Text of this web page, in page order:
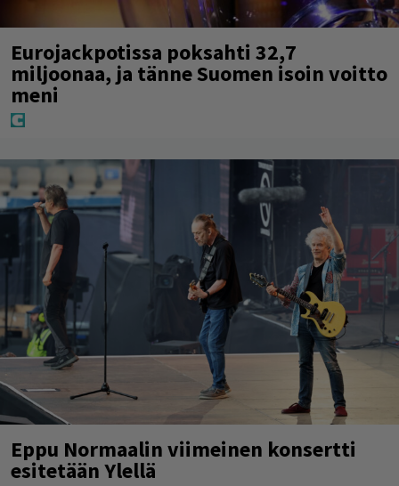
Eurojackpotissa poksahti 32,7
miljoonaa, ja tänne Suomen isoin voitto
meni
Eppu Normaalin viimeinen konsertti
esitetään Ylellä